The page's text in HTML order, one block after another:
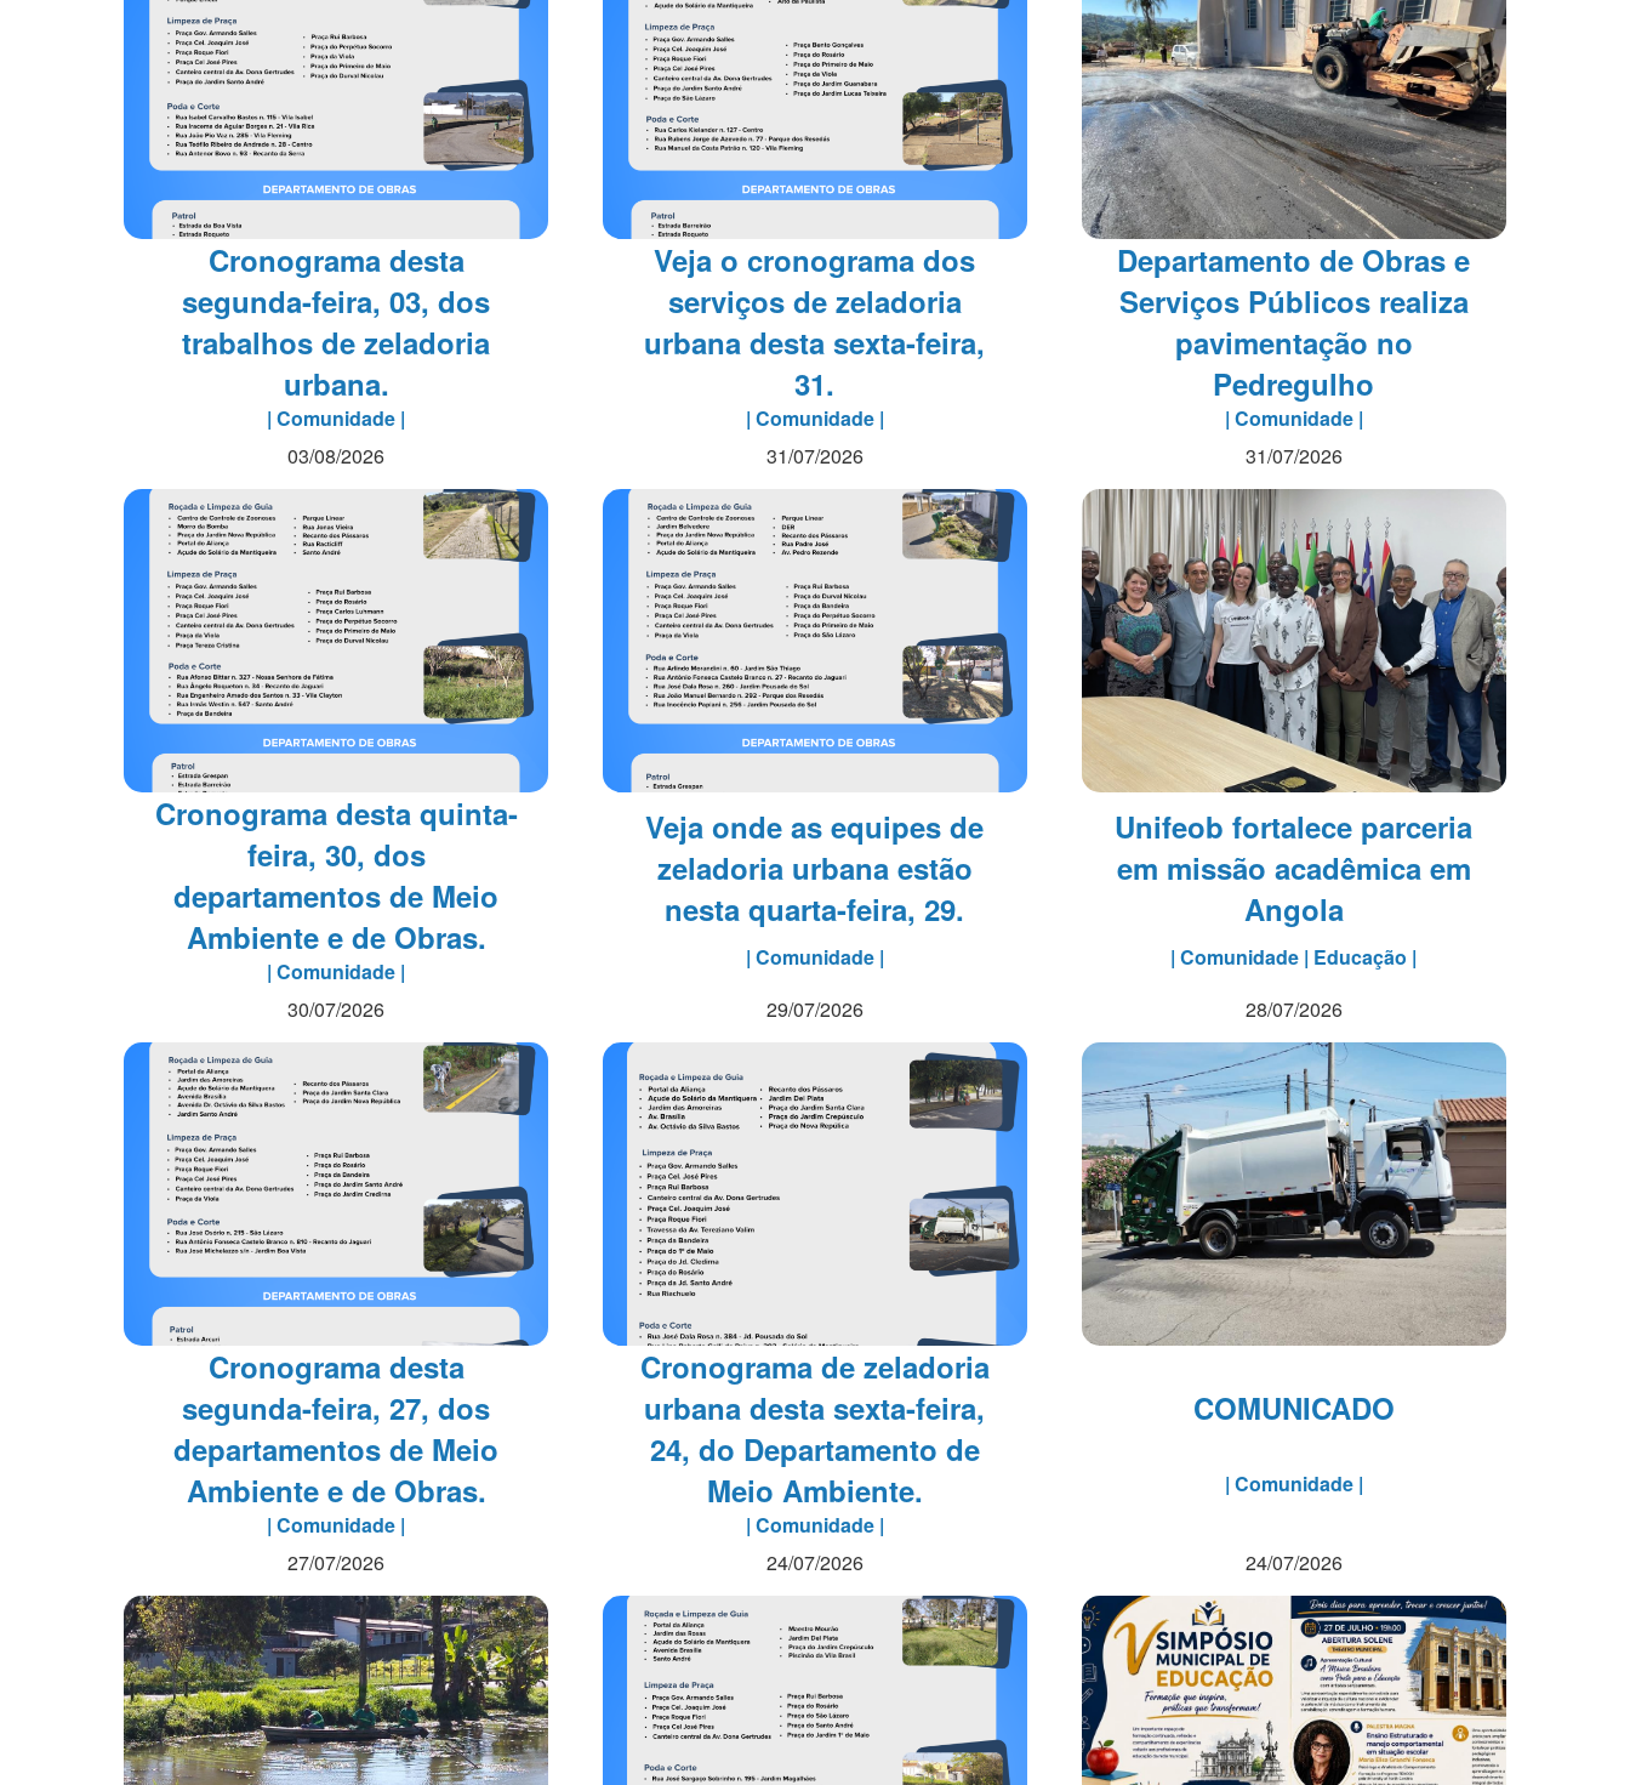
Cronograma desta
segunda-feira, 03, dos
trabalhos de zeladoria
urbana.
| Comunidade |
03/08/2026
Veja o cronograma dos
serviços de zeladoria
urbana desta sexta-feira,
31.
| Comunidade |
31/07/2026
Departamento de Obras e
Serviços Públicos realiza
pavimentação no
Pedregulho
| Comunidade |
31/07/2026
Cronograma desta quinta-
feira, 30, dos
departamentos de Meio
Ambiente e de Obras.
| Comunidade |
30/07/2026
Veja onde as equipes de
zeladoria urbana estão
nesta quarta-feira, 29.
| Comunidade |
29/07/2026
Unifeob fortalece parceria
em missão acadêmica em
Angola
| Comunidade | Educação |
28/07/2026
Cronograma desta
segunda-feira, 27, dos
departamentos de Meio
Ambiente e de Obras.
| Comunidade |
27/07/2026
Cronograma de zeladoria
urbana desta sexta-feira,
24, do Departamento de
Meio Ambiente.
| Comunidade |
24/07/2026
COMUNICADO
| Comunidade |
24/07/2026